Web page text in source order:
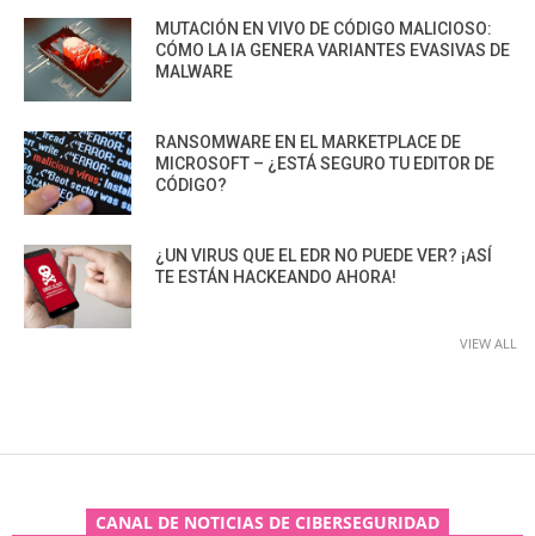
MUTACIÓN EN VIVO DE CÓDIGO MALICIOSO:
CÓMO LA IA GENERA VARIANTES EVASIVAS DE
MALWARE
RANSOMWARE EN EL MARKETPLACE DE
MICROSOFT – ¿ESTÁ SEGURO TU EDITOR DE
CÓDIGO?
¿UN VIRUS QUE EL EDR NO PUEDE VER? ¡ASÍ
TE ESTÁN HACKEANDO AHORA!
VIEW ALL
CANAL DE NOTICIAS DE CIBERSEGURIDAD